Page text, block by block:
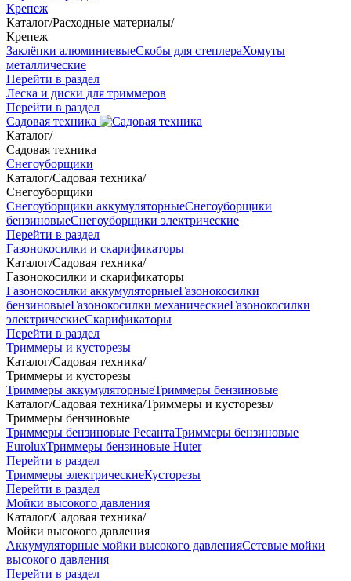
Крепеж
Каталог/Расходные материалы/
Крепеж
Заклёпки алюминиевыеСкобы для степлераХомуты
металлические
Перейти в раздел
Леска и диски для триммеров
Перейти в раздел
Садовая техника
Каталог/
Садовая техника
Снегоуборщики
Каталог/Садовая техника/
Снегоуборщики
Снегоуборщики аккумуляторныеСнегоуборщики
бензиновыеСнегоуборщики электрические
Перейти в раздел
Газонокосилки и скарификаторы
Каталог/Садовая техника/
Газонокосилки и скарификаторы
Газонокосилки аккумуляторныеГазонокосилки
бензиновыеГазонокосилки механическиеГазонокосилки
электрическиеСкарификаторы
Перейти в раздел
Триммеры и кусторезы
Каталог/Садовая техника/
Триммеры и кусторезы
Триммеры аккумуляторныеТриммеры бензиновые
Каталог/Садовая техника/Триммеры и кусторезы/
Триммеры бензиновые
Триммеры бензиновые РесантаТриммеры бензиновые
EuroluxТриммеры бензиновые Huter
Перейти в раздел
Триммеры электрическиеКусторезы
Перейти в раздел
Мойки высокого давления
Каталог/Садовая техника/
Мойки высокого давления
Аккумуляторные мойки высокого давленияСетевые мойки
высокого давления
Перейти в раздел